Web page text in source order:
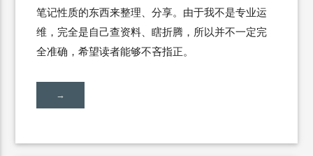
笔记性质的东西来整理、分享。由于我不是专业运
维，完全是自己查资料、瞎折腾，所以并不一定完
全准确，希望读者能够不吝指正。
→